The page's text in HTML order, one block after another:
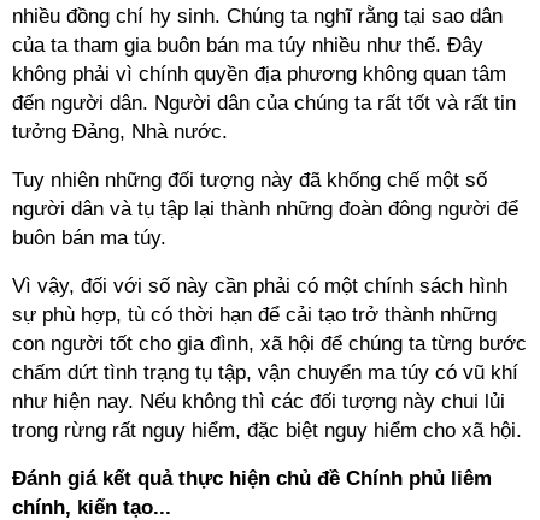
nhiều đồng chí hy sinh. Chúng ta nghĩ rằng tại sao dân
của ta tham gia buôn bán ma túy nhiều như thế. Đây
không phải vì chính quyền địa phương không quan tâm
đến người dân. Người dân của chúng ta rất tốt và rất tin
tưởng Đảng, Nhà nước.
Tuy nhiên những đối tượng này đã khống chế một số
người dân và tụ tập lại thành những đoàn đông người để
buôn bán ma túy.
Vì vậy, đối với số này cần phải có một chính sách hình
sự phù hợp, tù có thời hạn để cải tạo trở thành những
con người tốt cho gia đình, xã hội để chúng ta từng bước
chấm dứt tình trạng tụ tập, vận chuyển ma túy có vũ khí
như hiện nay. Nếu không thì các đối tượng này chui lủi
trong rừng rất nguy hiểm, đặc biệt nguy hiểm cho xã hội.
Đánh giá kết quả thực hiện chủ đề Chính phủ liêm
chính, kiến tạo...